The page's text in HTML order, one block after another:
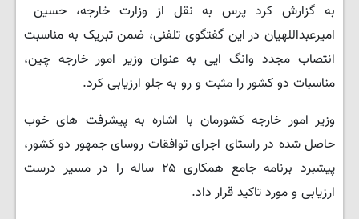
به گزارش کرد پرس به نقل از وزارت خارجه، حسین
امیرعبداللهیان در این گفتگوی تلفنی، ضمن تبریک به مناسبت
انتصاب مجدد وانگ ایی به عنوان وزیر امور خارجه چین،
مناسبات دو کشور را مثبت و رو به جلو ارزیابی کرد.
وزیر امور خارجه کشورمان با اشاره به پیشرفت های خوب
حاصل شده در راستای اجرای توافقات روسای جمهور دو کشور،
پیشبرد برنامه جامع همکاری ۲۵ ساله را در مسیر درست
ارزیابی و مورد تاکید قرار داد.